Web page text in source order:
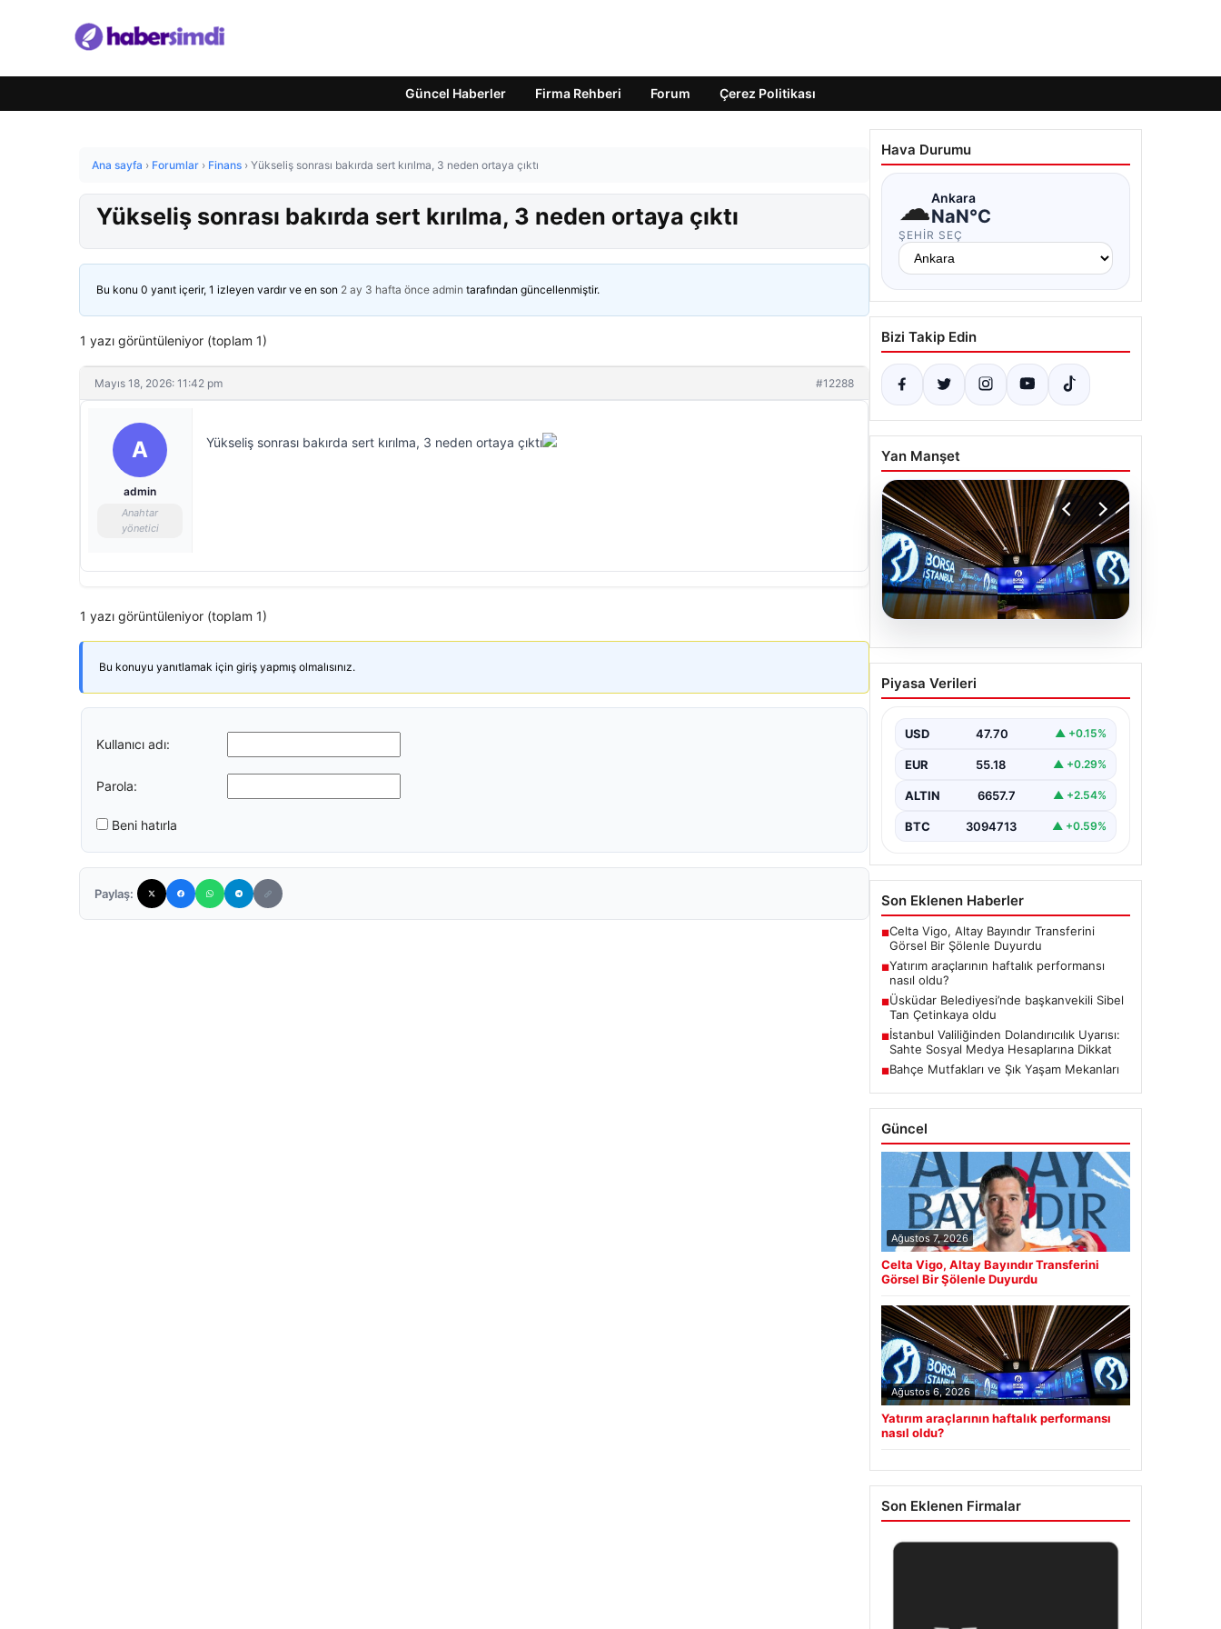
Güncel Haberler Firma Rehberi Forum Çerez Politikası
Ana sayfa › Forumlar › Finans › Yükseliş sonrası bakırda sert kırılma, 3 neden ortaya çıktı
Yükseliş sonrası bakırda sert kırılma, 3 neden ortaya çıktı
Bu konu 0 yanıt içerir, 1 izleyen vardır ve en son 2 ay 3 hafta önce admin tarafından güncellenmiştir.
1 yazı görüntüleniyor (toplam 1)
Mayıs 18, 2026: 11:42 pm #12288
A
admin
Anahtar
yönetici
Yükseliş sonrası bakırda sert kırılma, 3 neden ortaya çıktı
1 yazı görüntüleniyor (toplam 1)
Bu konuyu yanıtlamak için giriş yapmış olmalısınız.
Kullanıcı adı:
Parola:
Beni hatırla
Paylaş:
Hava Durumu
☁Ankara
NaN°C
ŞEHIR SEÇ
Bizi Takip Edin
Yan Manşet
Yatırım araçlarının haftalık
performansı nasıl oldu?
Piyasa Verileri
USD 47.70 ▲ +0.15%
EUR 55.18 ▲ +0.29%
ALTIN 6657.7 ▲ +2.54%
BTC 3094713 ▲ +0.59%
Son Eklenen Haberler
■Celta Vigo, Altay Bayındır Transferini
Görsel Bir Şölenle Duyurdu
■Yatırım araçlarının haftalık performansı
nasıl oldu?
■Üsküdar Belediyesi’nde başkanvekili Sibel
Tan Çetinkaya oldu
■İstanbul Valiliğinden Dolandırıcılık Uyarısı:
Sahte Sosyal Medya Hesaplarına Dikkat
■Bahçe Mutfakları ve Şık Yaşam Mekanları
Güncel
Ağustos 7, 2026
Celta Vigo, Altay Bayındır Transferini
Görsel Bir Şölenle Duyurdu
Ağustos 6, 2026
Yatırım araçlarının haftalık performansı
nasıl oldu?
Son Eklenen Firmalar